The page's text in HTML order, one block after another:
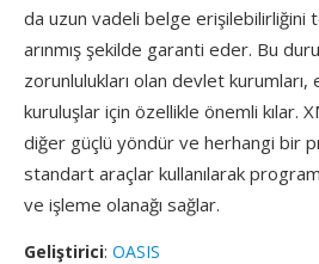
da uzun vadeli belge erişilebilirliğini
arınmış şekilde garanti eder. Bu
zorunlulukları olan devlet kurumları,
kuruluşlar için özellikle önemli kılar.
diğer güçlü yöndür ve herhangi bir
standart araçlar kullanılarak
ve işleme olanağı sağlar.
Geliştirici: OASIS